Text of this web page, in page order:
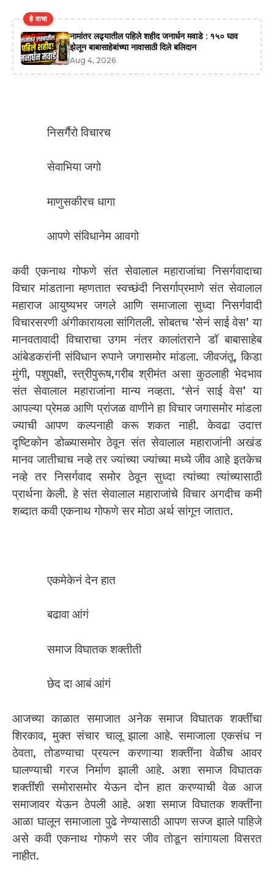
हे वाचा
नामांतर लढ्यातील पहिले शहीद जनार्धन मवाडे : १५० घाव
झेलून बाबासाहेबांच्या नावासाठी दिले बलिदान
Aug 4, 2026
निसर्गैरो विचारच
सेवाभिया जगो
माणुसकीरच धागा
आपणे संविधानेम आवगो
कवी एकनाथ गोफणे संत सेवालाल महाराजांचा निसर्गवादाचा
विचार मांडताना म्हणतात स्वच्छंदी निसर्गाप्रमाणे संत सेवालाल
महाराज आयुष्यभर जगले आणि समाजाला सुध्दा निसर्गवादी
विचारसरणी अंगीकारायला सांगितली. सोबतच ‘सेनं साई वेस’ या
मानवतावादी विचाराचा उगम नंतर कालांतराने डॉ बाबासाहेब
आंबेडकरांनी संविधान रुपाने जगासमोर मांडला. जीवजंतू, किडा
मुंगी, पशुपक्षी, स्त्रीपुरूष,गरीब श्रीमंत असा कुठलाही भेदभाव
संत सेवालाल महाराजांना मान्य नव्हता. ‘सेनं साई वेस’ या
आपल्या प्रेमळ आणि प्रांजळ वाणीने हा विचार जगासमोर मांडला
ज्याची आपण कल्पनाही करू शकत नाही. केवढा उदात्त
दृष्टिकोन डोळ्यासमोर ठेवून संत सेवालाल महाराजांनी अखंड
मानव जातीचाच नव्हे तर ज्यांच्या ज्यांच्या मध्ये जीव आहे इतकेच
नव्हे तर निसर्गवाद समोर ठेवून सुध्दा त्यांच्या त्यांच्यासाठी
प्रार्थना केली. हे संत सेवालाल महाराजांचे विचार अगदीच कमी
शब्दात कवी एकनाथ गोफणे सर मोठा अर्थ सांगून जातात.
एकमेकेनं देन हात
बढावा आंगं
समाज विघातक शक्तीती
छेद दा आबं आंगं
आजच्या काळात समाजात अनेक समाज विघातक शक्तींचा
शिरकाव, मुक्त संचार चालू झाला आहे. समाजाला एकसंध न
ठेवता, तोडण्याचा प्रयत्न करणाऱ्या शक्तींना वेळीच आवर
घालण्याची गरज निर्माण झाली आहे. अशा समाज विघातक
शक्तींशी समोरासमोर येऊन दोन हात करण्याची वेळ आज
समाजावर येऊन ठेपली आहे. अशा समाज विघातक शक्तींना
आळा घालून समाजाला पुढे नेण्यासाठी आपण सज्ज झाले पाहिजे
असे कवी एकनाथ गोफणे सर जीव तोडून सांगायला विसरत
नाहीत.